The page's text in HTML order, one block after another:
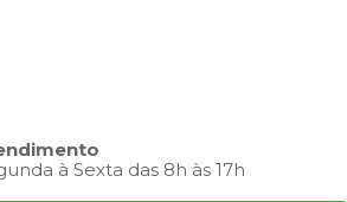
à Sexta das 8h às 17h